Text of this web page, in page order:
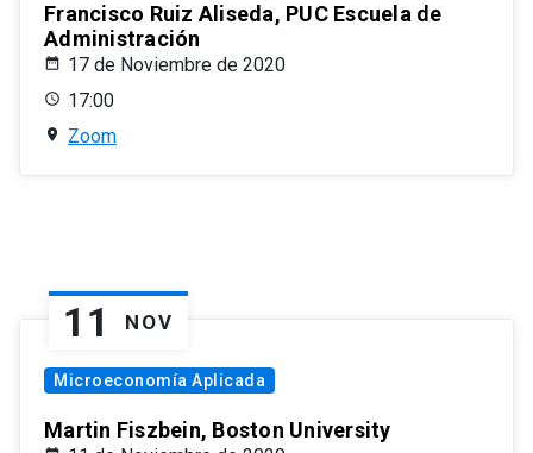
Francisco Ruiz Aliseda, PUC Escuela de
Administración
17 de Noviembre de 2020
17:00
Zoom
11 NOV
Microeconomía Aplicada
Martin Fiszbein, Boston University